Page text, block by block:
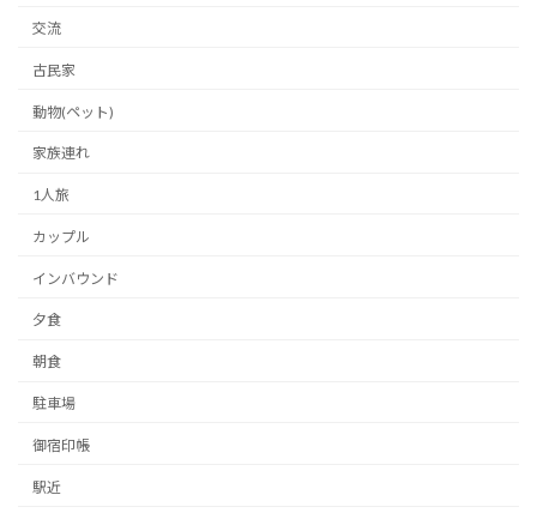
交流
古民家
動物(ペット)
家族連れ
1人旅
カップル
インバウンド
夕食
朝食
駐車場
御宿印帳
駅近